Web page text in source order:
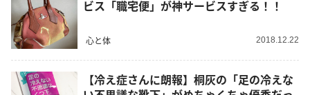
ビス「職宅便」が神サービスすぎる！！
心と体 2018.12.22
【冷え症さんに朗報】桐灰の「足の冷えな